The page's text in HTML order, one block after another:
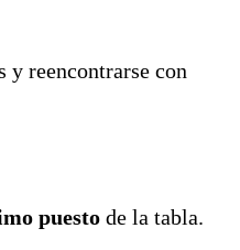
reencontrarse con
puesto de la tabla.